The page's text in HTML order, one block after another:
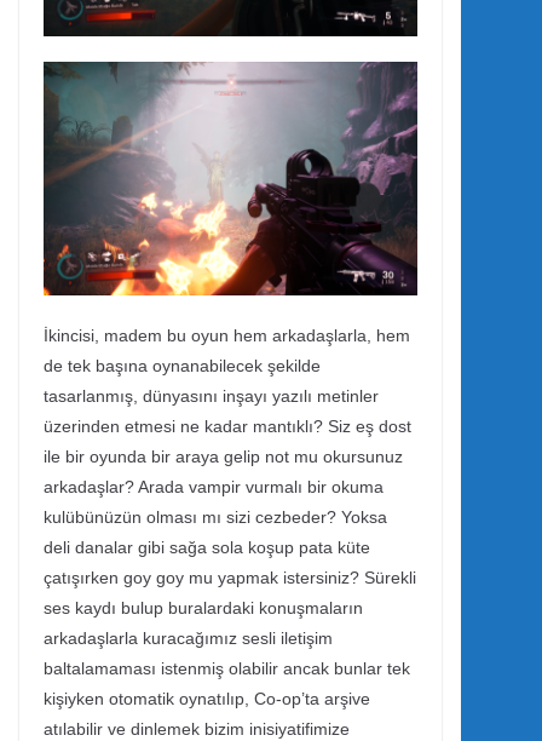
İkincisi, madem bu oyun hem arkadaşlarla, hem
de tek başına oynanabilecek şekilde
tasarlanmış, dünyasını inşayı yazılı metinler
üzerinden etmesi ne kadar mantıklı? Siz eş dost
ile bir oyunda bir araya gelip not mu okursunuz
arkadaşlar? Arada vampir vurmalı bir okuma
kulübünüzün olması mı sizi cezbeder? Yoksa
deli danalar gibi sağa sola koşup pata küte
çatışırken goy goy mu yapmak istersiniz? Sürekli
ses kaydı bulup buralardaki konuşmaların
arkadaşlarla kuracağımız sesli iletişim
baltalamaması istenmiş olabilir ancak bunlar tek
kişiyken otomatik oynatılıp, Co-op’ta arşive
atılabilir ve dinlemek bizim inisiyatifimize